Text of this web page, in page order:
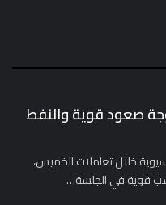
صعود قوية والنفط
خلال تعاملات الخميس،
قوية في الجلسة…